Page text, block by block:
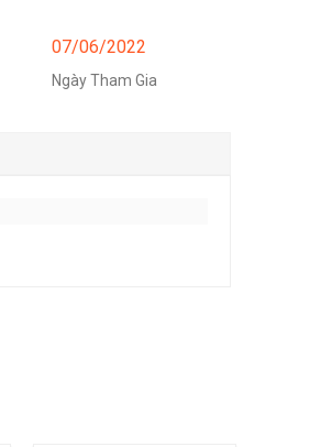
07/06/2022
Ngày Tham Gia